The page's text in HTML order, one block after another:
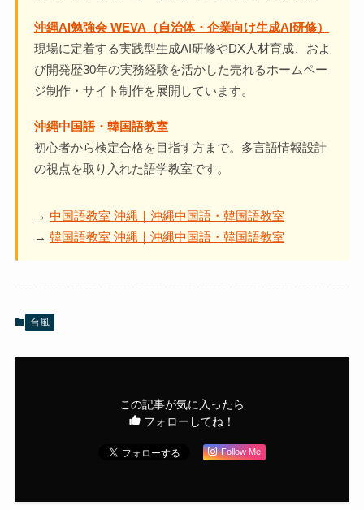
沖縄AI勉強会 WEVA（自治体・企業向け生成AI研修）
現場に定着する実践型生成AI研修やDX人材育成、およ
び開発歴30年の実務経験を活かした売れるホームペー
ジ制作・サイト制作を展開しています。
沖縄中国語・韓国語教室
初心者から検定合格を目指す方まで。多言語情報設計
の視点を取り入れた語学教室です。
→ 中国語教室 沖縄｜沖縄中国語・韓国語教室
→ 韓国語教室 沖縄｜沖縄中国語・韓国語教室
台風
この記事が気に入ったら
フォローしてね！
Follow Me